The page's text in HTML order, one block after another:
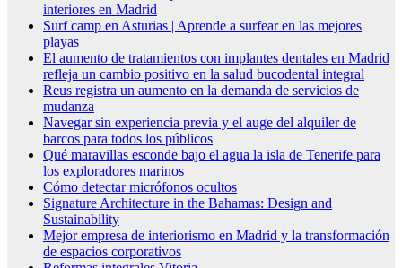
interiores en Madrid
Surf camp en Asturias | Aprende a surfear en las mejores
playas
El aumento de tratamientos con implantes dentales en Madrid
refleja un cambio positivo en la salud bucodental integral
Reus registra un aumento en la demanda de servicios de
mudanza
Navegar sin experiencia previa y el auge del alquiler de
barcos para todos los públicos
Qué maravillas esconde bajo el agua la isla de Tenerife para
los exploradores marinos
Cómo detectar micrófonos ocultos
Signature Architecture in the Bahamas: Design and
Sustainability
Mejor empresa de interiorismo en Madrid y la transformación
de espacios corporativos